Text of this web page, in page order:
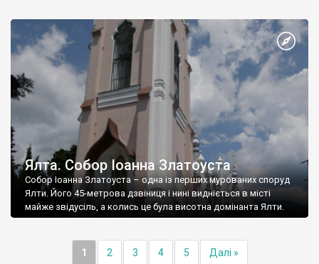
Ялта. Собор Іоанна Златоуста
Собор Іоанна Златоуста – одна із перших мурованих споруд
Ялти. Його 45-метрова дзвіниця і нині видніється в місті
майже звідусіль, а колись це була висотна домінанта Ялти.
1 2 3 4 5 Далі »